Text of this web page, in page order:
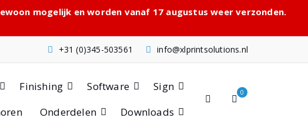
mogelijk en worden vanaf 17 augustus weer verzonden.
info@xlprintsolutions.nl
+31 (0)345-503561
Finishing Software
Sign
Onderdelen Downloads
0